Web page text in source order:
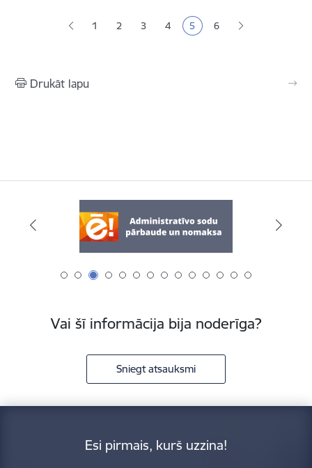
1 Lapa
2 Lapa
3 Lapa
4 Pašreizējā lapa
5 Lapa
6
Drukāt lapu
Vai šī informācija bija noderīga?
Sniegt atsauksmi
Esi pirmais, kurš uzzina!